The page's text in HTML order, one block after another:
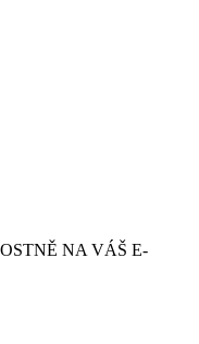
NA VÁŠ E-